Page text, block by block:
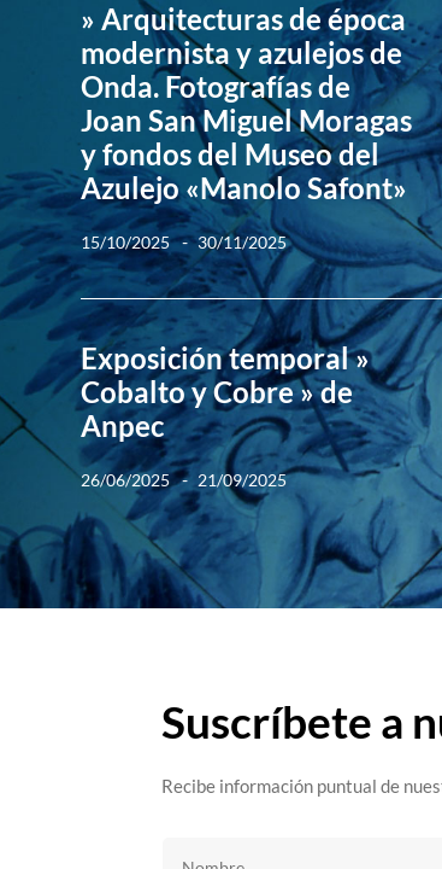
» Arquitecturas de época
modernista y azulejos de
Onda. Fotografías de
Joan San Miguel Moragas
y fondos del Museo del
Azulejo «Manolo Safont»
15/10/2025 - 30/11/2025
Exposición temporal »
Cobalto y Cobre » de
Anpec
26/06/2025 - 21/09/2025
Suscríbete a
Recibe información puntual de